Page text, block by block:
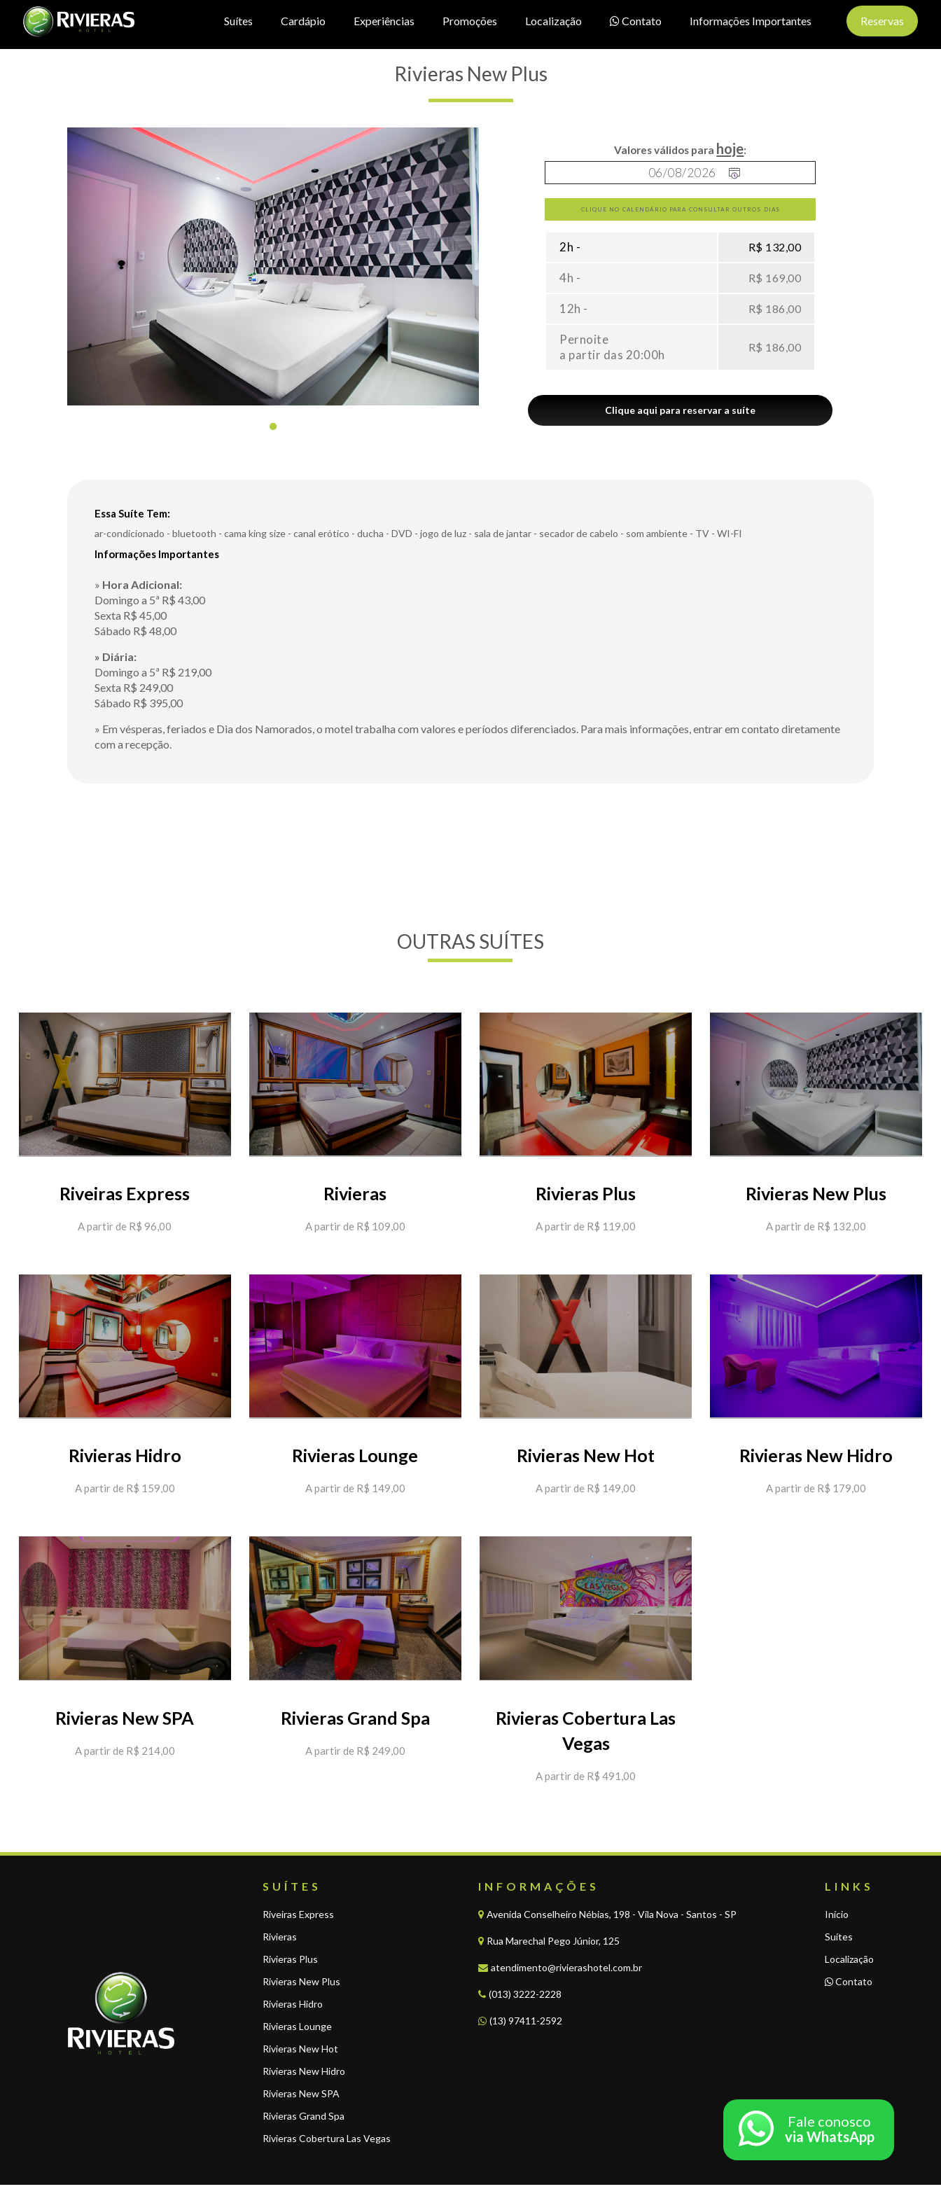
Suítes Cardápio Experiências Promoções Localização Contato Informações Importantes Reservas
Rivieras New Plus
Valores válidos para hoje:
CLIQUE NO CALENDÁRIO PARA CONSULTAR OUTROS DIAS
2h - R$ 132,00
4h - R$ 169,00
12h - R$ 186,00
Pernoite
a partir das 20:00h
R$ 186,00
Clique aqui para reservar a suíte
Essa Suíte Tem:
ar-condicionado - bluetooth - cama king size- canal erótico - ducha - DVD - jogo de luz- sala de jantar- secador de cabelo - som ambiente- TV- WI-FI
Informações Importantes
» Hora Adicional:
Domingo a 5ª R$ 43,00
Sexta R$ 45,00
Sábado R$ 48,00
» Diária:
Domingo a 5ª R$ 219,00
Sexta R$ 249,00
Sábado R$ 395,00
» Em vésperas, feriados e Dia dos Namorados, o motel trabalha com valores e períodos diferenciados. Para mais informações, entrar em contato diretamente
com a recepção.
OUTRAS SUÍTES
Riveiras Express
A partir de R$ 96,00
Rivieras
A partir de R$ 109,00
Rivieras Plus
A partir de R$ 119,00
Rivieras New Plus
A partir de R$ 132,00
Rivieras Hidro
A partir de R$ 159,00
Rivieras Lounge
A partir de R$ 149,00
Rivieras New Hot
A partir de R$ 149,00
Rivieras New Hidro
A partir de R$ 179,00
Rivieras New SPA
A partir de R$ 214,00
Rivieras Grand Spa
A partir de R$ 249,00
Rivieras Cobertura Las
Vegas
A partir de R$ 491,00
Fale conosco
via WhatsApp
SUÍTES
Riveiras Express
Rivieras
Rivieras Plus
Rivieras New Plus
Rivieras Hidro
Rivieras Lounge
Rivieras New Hot
Rivieras New Hidro
Rivieras New SPA
Rivieras Grand Spa
Rivieras Cobertura Las Vegas
INFORMAÇÕES
Avenida Conselheiro Nébias, 198 - Vila Nova - Santos - SP
Rua Marechal Pego Júnior, 125
atendimento@rivierashotel.com.br
(013) 3222-2228
(13) 97411-2592
LINKS
Início
Suítes
Localização
Contato